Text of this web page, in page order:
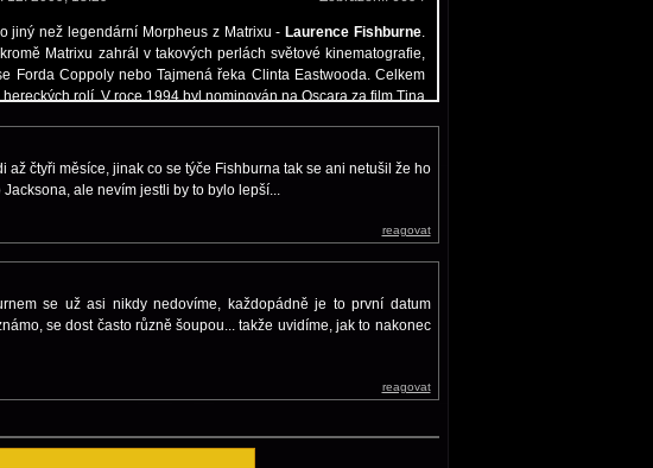
až čtyři měsíce, jinak co se týče Fishburna tak se ani netušil že ho
ale nevím jestli by to bylo lepší...
reagovat
se už asi nikdy nedovíme, každopádně je to první datum
se dost často různě šoupou... takže uvidíme, jak to nakonec
reagovat